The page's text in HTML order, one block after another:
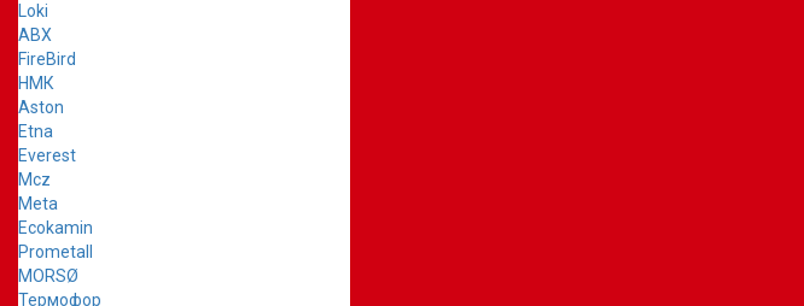
Loki
ABX
FireBird
НМК
Aston
Etna
Everest
Mcz
Meta
Ecokamin
Prometall
MORSØ
Термофор